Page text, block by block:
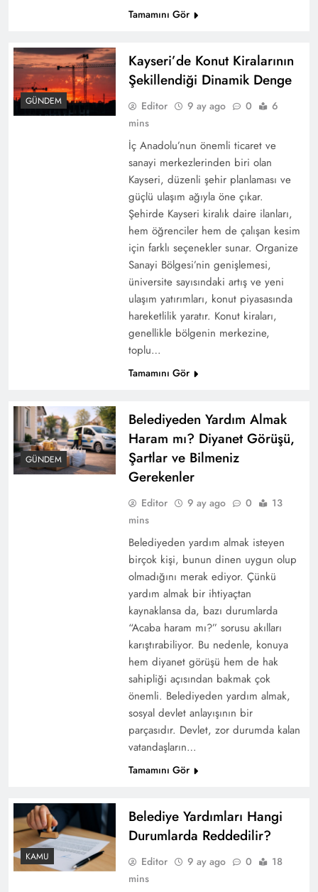
Tamamını Gör
GÜNDEM
Kayseri’de Konut Kiralarının
Şekillendiği Dinamik Denge
Editor 9 ay ago 0
6
mins
İç Anadolu’nun önemli ticaret ve
sanayi merkezlerinden biri olan
Kayseri, düzenli şehir planlaması ve
güçlü ulaşım ağıyla öne çıkar.
Şehirde Kayseri kiralık daire ilanları,
hem öğrenciler hem de çalışan kesim
için farklı seçenekler sunar. Organize
Sanayi Bölgesi’nin genişlemesi,
üniversite sayısındaki artış ve yeni
ulaşım yatırımları, konut piyasasında
hareketlilik yaratır. Konut kiraları,
genellikle bölgenin merkezine,
toplu…
Tamamını Gör
GÜNDEM
Belediyeden Yardım Almak
Haram mı? Diyanet Görüşü,
Şartlar ve Bilmeniz
Gerekenler
Editor 9 ay ago 0
13
mins
Belediyeden yardım almak isteyen
birçok kişi, bunun dinen uygun olup
olmadığını merak ediyor. Çünkü
yardım almak bir ihtiyaçtan
kaynaklansa da, bazı durumlarda
“Acaba haram mı?” sorusu akılları
karıştırabiliyor. Bu nedenle, konuya
hem diyanet görüşü hem de hak
sahipliği açısından bakmak çok
önemli. Belediyeden yardım almak,
sosyal devlet anlayışının bir
parçasıdır. Devlet, zor durumda kalan
vatandaşların…
Tamamını Gör
KAMU
Belediye Yardımları Hangi
Durumlarda Reddedilir?
Editor 9 ay ago 0
18
mins